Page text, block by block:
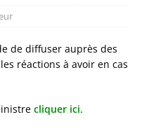
de diffuser auprès des
réactions à avoir en cas
cliquer ici.